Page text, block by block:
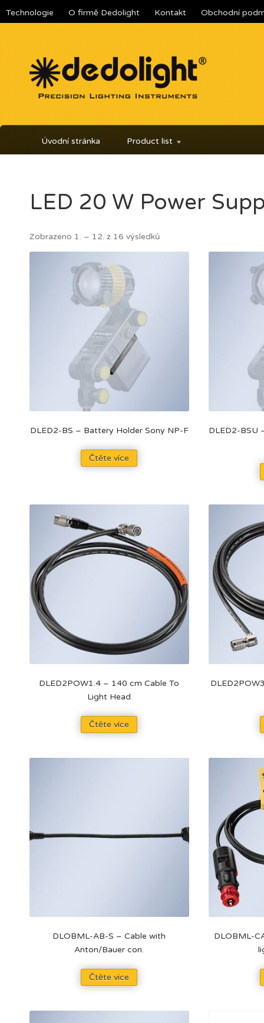
Technologie O firmě Dedolight Kontakt Obchodní
Úvodní stránka Product list
LED 20 W Power
Zobrazeno 1. – 12. z 16 výsledků
DLED2-BS – Battery Holder Sony NP-F
Čtěte více
DLED2-BSU
DLED2POW1.4 – 140 cm Cable To
Light Head
Čtěte více
DLOBML-AB-S – Cable with
Anton/Bauer con.
Čtěte více
DLOBML-